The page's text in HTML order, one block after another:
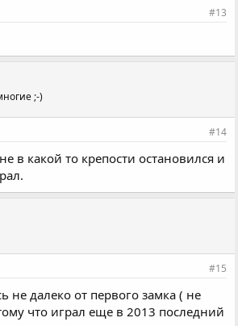
#13
;-)
#14
в какой то крепости остановился и
#15
не далеко от первого замка ( не
что играл еще в 2013 последний